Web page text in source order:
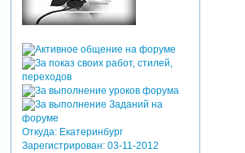
Откуда:Екатеринбург
Зарегистрирован: 03-11-2012